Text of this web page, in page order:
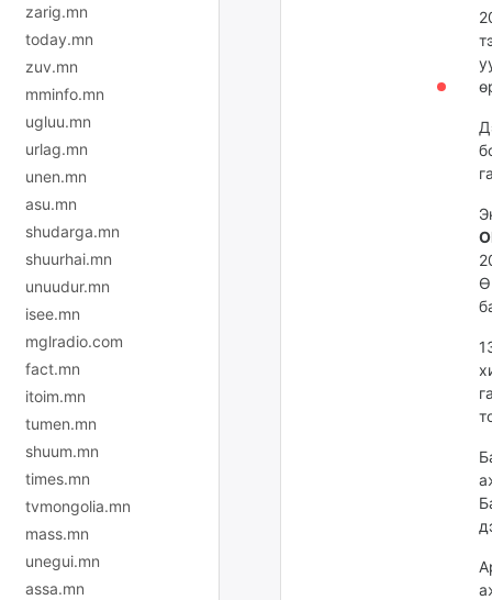
zarig.mn
today.mn
zuv.mn
mminfo.mn
ugluu.mn
urlag.mn
unen.mn
asu.mn
shudarga.mn
shuurhai.mn
unuudur.mn
isee.mn
mglradio.com
fact.mn
itoim.mn
tumen.mn
shuum.mn
times.mn
tvmongolia.mn
mass.mn
unegui.mn
assa.mn